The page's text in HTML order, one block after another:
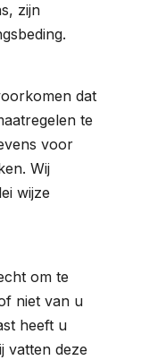
zijn
dat
te
voor
Wij
wijze
om te
niet van u
heeft u
vatten deze